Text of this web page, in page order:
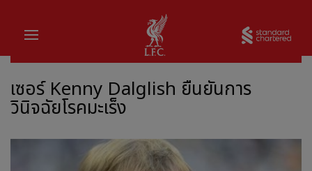
บ้าน
เซอร์ Kenny Dalglish ยืนยันการ
วินิจฉัยโรคมะเร็ง